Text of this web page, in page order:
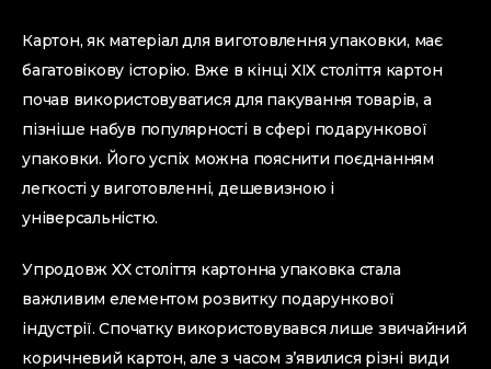
Картон, як матеріал для виготовлення упаковки, має
багатовікову історію. Вже в кінці XIX століття картон
почав використовуватися для пакування товарів, а
пізніше набув популярності в сфері подарункової
упаковки. Його успіх можна пояснити поєднанням
легкості у виготовленні, дешевизною і
універсальністю.
Упродовж XX століття картонна упаковка стала
важливим елементом розвитку подарункової
індустрії. Спочатку використовувався лише звичайний
коричневий картон, але з часом з’явилися різні види